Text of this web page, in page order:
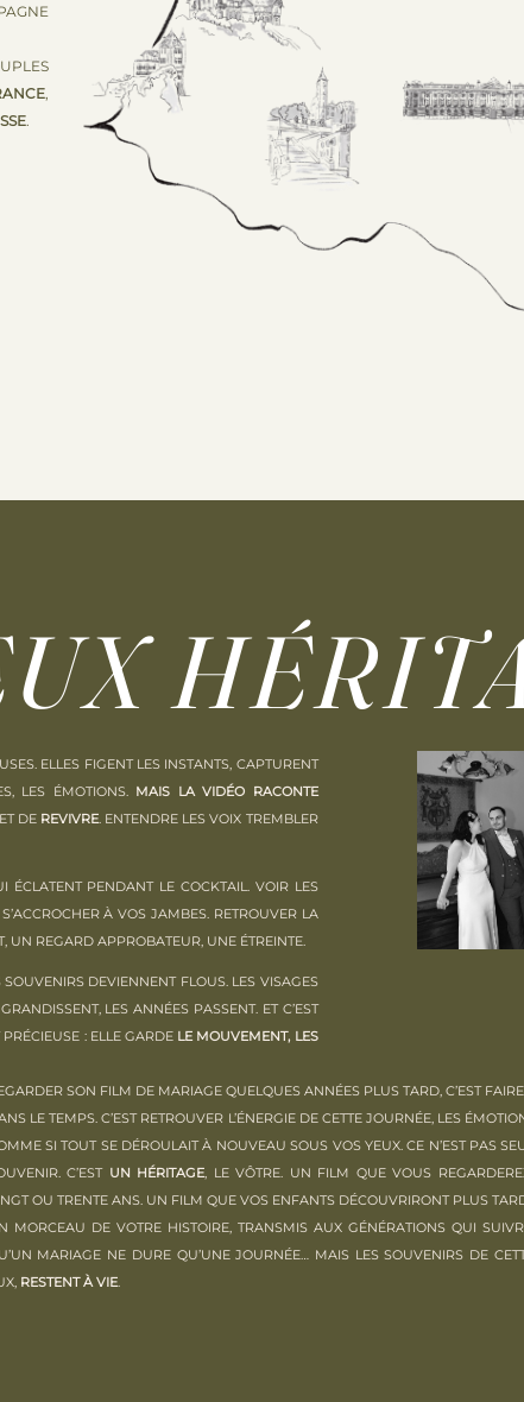
ELLES FIGENT LES INSTANTS, CAPTURENT
LES ÉMOTIONS. MAIS LA VIDÉO RACONTE
DE REVIVRE. ENTENDRE LES VOIX TREMBLER
ÉCLATENT PENDANT LE COCKTAIL. VOIR LES
À VOS JAMBES. RETROUVER LA
UN REGARD APPROBATEUR, UNE ÉTREINTE.
DEVIENNENT FLOUS. LES VISAGES
LES ANNÉES PASSENT. ET C’EST
: ELLE GARDE LE MOUVEMENT, LES
SON FILM DE MARIAGE QUELQUES ANNÉES PLUS TARD, C’EST
LE TEMPS. C’EST RETROUVER L’ÉNERGIE DE CETTE JOURNÉE, LES
SI TOUT SE DÉROULAIT À NOUVEAU SOUS VOS YEUX. CE N’EST PAS
C’EST UN HÉRITAGE, LE VÔTRE. UN FILM QUE VOUS
OU TRENTE ANS. UN FILM QUE VOS ENFANTS DÉCOUVRIRONT PLUS
MORCEAU DE VOTRE HISTOIRE, TRANSMIS AUX GÉNÉRATIONS QUI
MARIAGE NE DURE QU’UNE JOURNÉE… MAIS LES SOUVENIRS DE
RESTENT À VIE.